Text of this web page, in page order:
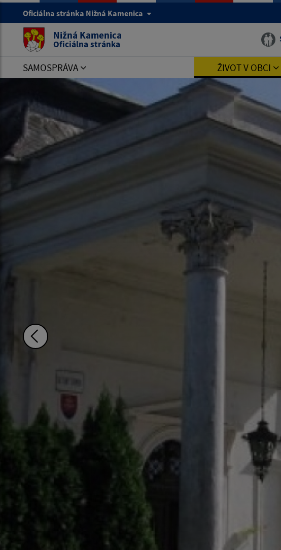
Oficiálna stránka Nižná Kamenica
Nižná Kamenica
Oficiálna stránka
SAMOSPRÁVA ŽIVOT V OBCI